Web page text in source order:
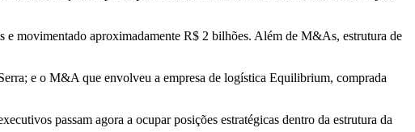
e movimentado aproximadamente R$ 2 bilhões. Além de M&As, estrutura de
e o M&A que envolveu a empresa de logística Equilibrium, comprada
passam agora a ocupar posições estratégicas dentro da estrutura da